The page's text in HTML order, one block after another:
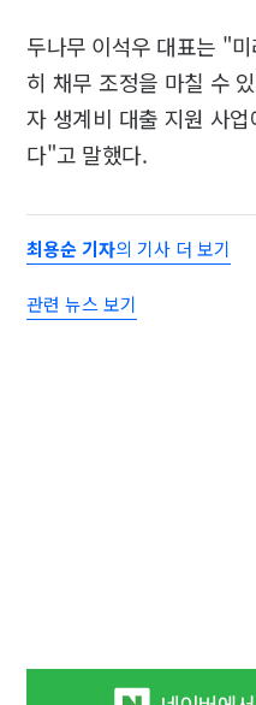
두나무 이석우 대표는 "
히 채무 조정을 마칠 수
자 생계비 대출 지원 사
다"고 말했다.
최용순 기자의 기사 더 보기
관련 뉴스 보기